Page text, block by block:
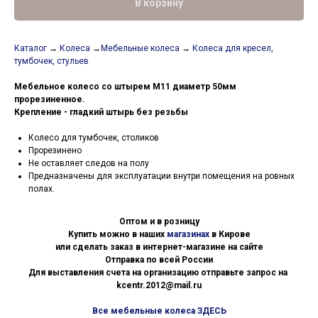
В корзину
Каталог → Колеса → Мебельные колеса → Колеса для кресел,
тумбочек, стульев
Мебельное колесо со штырем М11 диаметр 50мм
прорезиненное.
Крепление - гладкий штырь без резьбы
Колесо для тумбочек, столиков
Прорезинено
Не оставляет следов на полу
Предназначены для эксплуатации внутри помещения на ровных
полах.
Оптом и в розницу
Купить можно в наших магазинахв Кирове
или сделать заказ в интернет-магазине на сайте
Отправка по всей России
Для выставления счета на организацию отправьте запрос на
kcentr.2012@mail.ru
Все мебельные колеса ЗДЕСЬ